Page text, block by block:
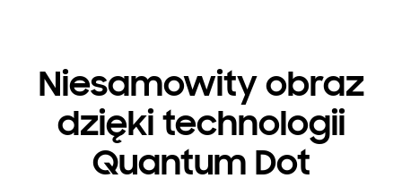
Niesamowity obraz
dzięki technologii
Quantum Dot